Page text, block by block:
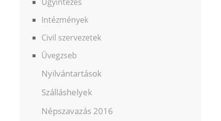
Intézmények
Civil szervezetek
Üvegzseb
Nyilvántartások
Szálláshelyek
Népszavazás 2016